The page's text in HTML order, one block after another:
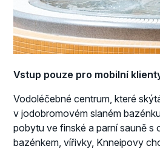
Vstup pouze pro mobilní
Vodoléčebné centrum, které
v jodobromovém slaném
pobytu ve finské a parní sauně s
bazénkem, vířivky, Knneipovy